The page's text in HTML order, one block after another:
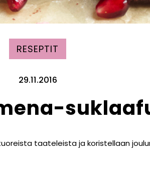
RESEPTIT
29.11.2016
taateleista ja koristellaan